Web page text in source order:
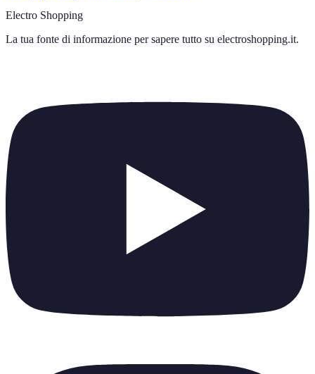
Electro Shopping
La tua fonte di informazione per sapere tutto su electroshopping.it.